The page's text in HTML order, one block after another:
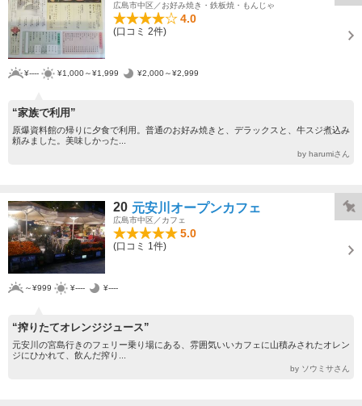
広島市中区／お好み焼き・鉄板焼・もんじゃ
4.0
(口コミ 2件)
¥---- ¥1,000～¥1,999 ¥2,000～¥2,999
“家族で利用”
原爆資料館の帰りに夕食で利用。普通のお好み焼きと、デラックスと、牛スジ煮込み
頼みました。美味しかった...
by harumiさん
20 元安川オープンカフェ
広島市中区／カフェ
5.0
(口コミ 1件)
～¥999 ¥---- ¥----
“搾りたてオレンジジュース”
元安川の宮島行きのフェリー乗り場にある、雰囲気いいカフェに山積みされたオレン
ジにひかれて、飲んだ搾り...
by ソウミサさん